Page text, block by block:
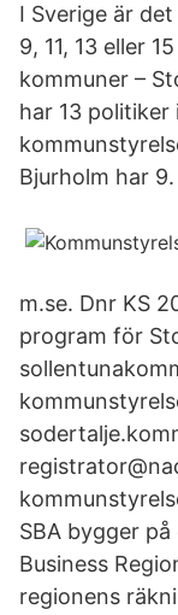
I Sverige är
9, 11, 13 eller
kommuner –
har 13 politiker
Bjurholm har 9.
m.se. Dnr KS
program för
SBA bygger
Business
regionens